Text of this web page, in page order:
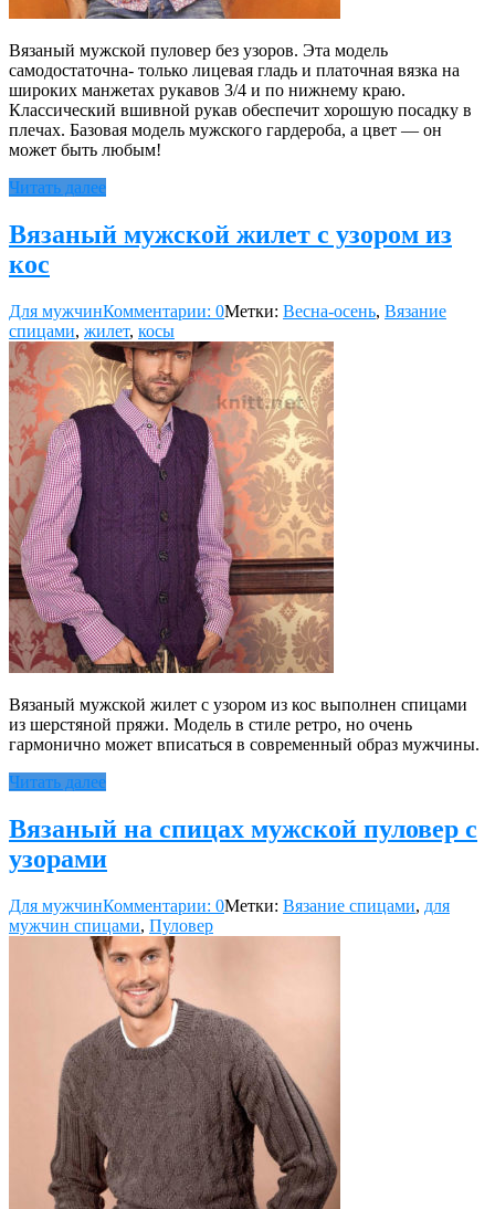
Вязаный мужской пуловер без узоров. Эта модель
самодостаточна- только лицевая гладь и платочная вязка на
широких манжетах рукавов 3/4 и по нижнему краю.
Классический вшивной рукав обеспечит хорошую посадку в
плечах. Базовая модель мужского гардероба, а цвет — он
может быть любым!
Читать далее
Вязаный мужской жилет с узором из
кос
Для мужчинКомментарии: 0Метки: Весна-осень, Вязание
спицами, жилет, косы
Вязаный мужской жилет с узором из кос выполнен спицами
из шерстяной пряжи. Модель в стиле ретро, но очень
гармонично может вписаться в современный образ мужчины.
Читать далее
Вязаный на спицах мужской пуловер с
узорами
Для мужчинКомментарии: 0Метки: Вязание спицами, для
мужчин спицами, Пуловер